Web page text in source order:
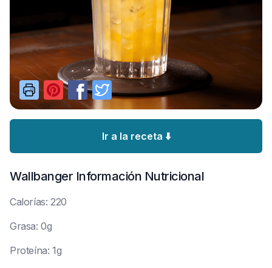
Ir a la receta ⬇️
Wallbanger Información Nutricional
Calorías: 220
Grasa: 0g
Proteína: 1g